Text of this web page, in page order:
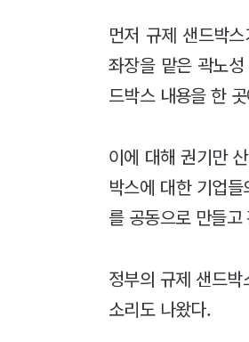
먼저 규제 샌드박
좌장을 맡은 곽노
드박스 내용을 한
이에 대해 권기만
박스에 대한 기업
를 공동으로 만들
정부의 규제 샌드
소리도 나왔다.